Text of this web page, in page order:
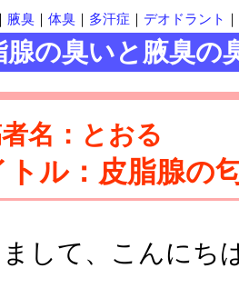
腋臭 体臭 多汗症 デオドラント
の臭いと腋臭の
名：とおる
トル：皮脂腺の
して、こんにち